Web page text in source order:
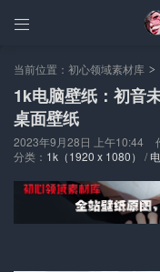

当前位置： 初心领域素材库 >
1k电脑壁纸：初音
桌面壁纸
2023年9月28日 上午10:44
分类： 1k（1920 x 1080） /